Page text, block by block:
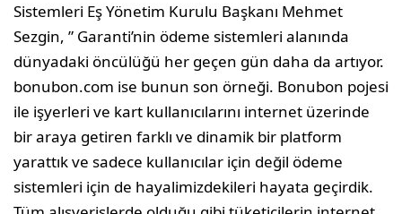
Sistemleri Eş Yönetim Kurulu Başkanı Mehmet
Sezgin, ” Garanti’nin ödeme sistemleri alanında
dünyadaki öncülüğü her geçen gün daha da artıyor.
bonubon.com ise bunun son örneği. Bonubon pojesi
ile işyerleri ve kart kullanıcılarını internet üzerinde
bir araya getiren farklı ve dinamik bir platform
yarattık ve sadece kullanıcılar için değil ödeme
sistemleri için de hayalimizdekileri hayata geçirdik.